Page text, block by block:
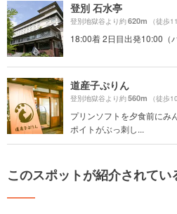
登別 石水亭
登別地獄谷より約620m （徒歩
18:00着 2日目出発10:00（
道産子ぷりん
登別地獄谷より約560m （徒歩
プリンソフトを夕食前にみ
ポイトがぶっ刺し...
このスポットが紹介されてい